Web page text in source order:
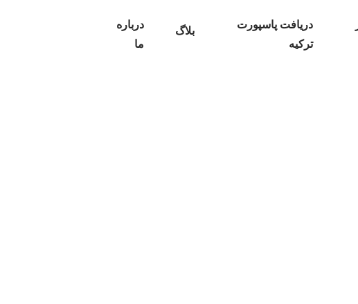
دریافت پاسپورت
ترکیه
بلاگ
درباره
ما